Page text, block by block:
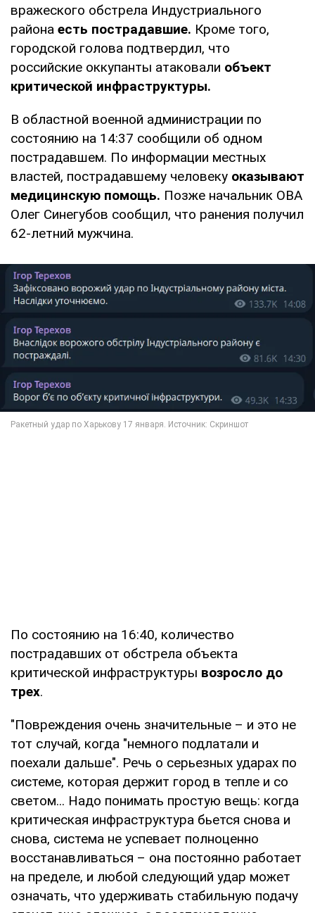
вражеского обстрела Индустриального
района есть пострадавшие. Кроме того,
городской голова подтвердил, что
российские оккупанты атаковали объект
критической инфраструктуры.
В областной военной администрации по
состоянию на 14:37 сообщили об одном
пострадавшем. По информации местных
властей, пострадавшему человеку оказывают
медицинскую помощь. Позже начальник ОВА
Олег Синегубов сообщил, что ранения получил
62-летний мужчина.
По состоянию на 16:40, количество
пострадавших от обстрела объекта
критической инфраструктуры возросло до
трех.
"Повреждения очень значительные – и это не
тот случай, когда "немного подлатали и
поехали дальше". Речь о серьезных ударах по
системе, которая держит город в тепле и со
светом... Надо понимать простую вещь: когда
критическая инфраструктура бьется снова и
снова, система не успевает полноценно
восстанавливаться – она постоянно работает
на пределе, и любой следующий удар может
означать, что удерживать стабильную подачу